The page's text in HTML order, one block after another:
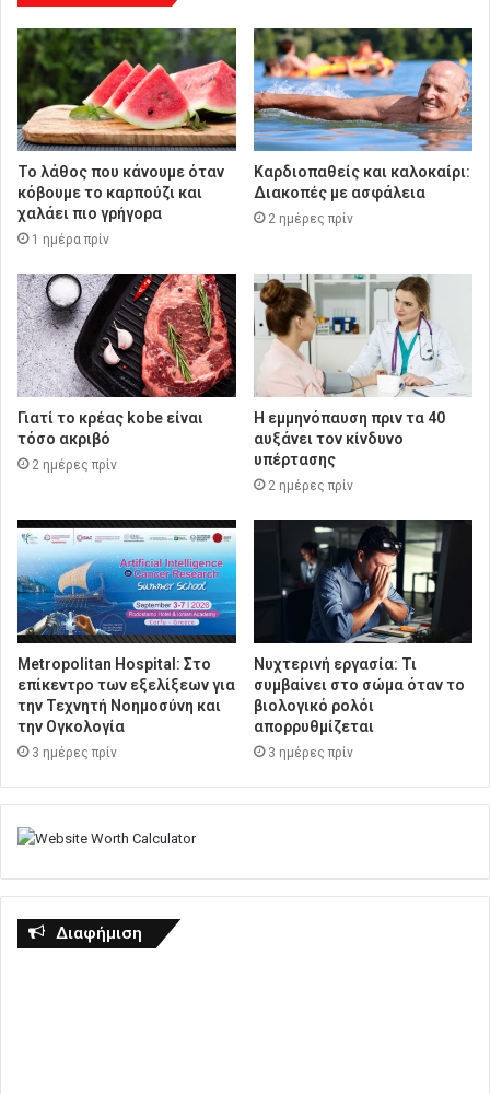
Το λάθος που κάνουμε όταν
κόβουμε το καρπούζι και
χαλάει πιο γρήγορα
1 ημέρα πρίν
Καρδιοπαθείς και καλοκαίρι:
Διακοπές με ασφάλεια
2 ημέρες πρίν
Γιατί το κρέας kobe είναι
τόσο ακριβό
2 ημέρες πρίν
Η εμμηνόπαυση πριν τα 40
αυξάνει τον κίνδυνο
υπέρτασης
2 ημέρες πρίν
Metropolitan Hospital: Στο
επίκεντρο των εξελίξεων για
την Τεχνητή Νοημοσύνη και
την Ογκολογία
3 ημέρες πρίν
Νυχτερινή εργασία: Τι
συμβαίνει στο σώμα όταν το
βιολογικό ρολόι
απορρυθμίζεται
3 ημέρες πρίν
Διαφήμιση